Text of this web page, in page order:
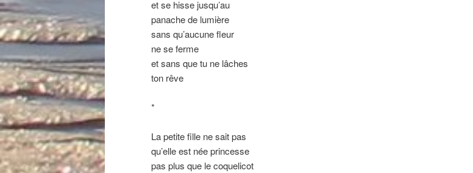
et se hisse jusqu’au
panache de lumière
sans qu’aucune fleur
ne se ferme
et sans que tu ne lâches
ton rêve
*
La petite fille ne sait pas
qu’elle est née princesse
pas plus que le coquelicot